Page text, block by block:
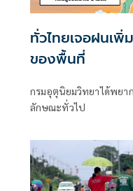
ทั่วไทยเจอฝนเ
ของพื้นที่
กรมอุตุนิยมวิทยาได้พยา
ลักษณะทั่วไป